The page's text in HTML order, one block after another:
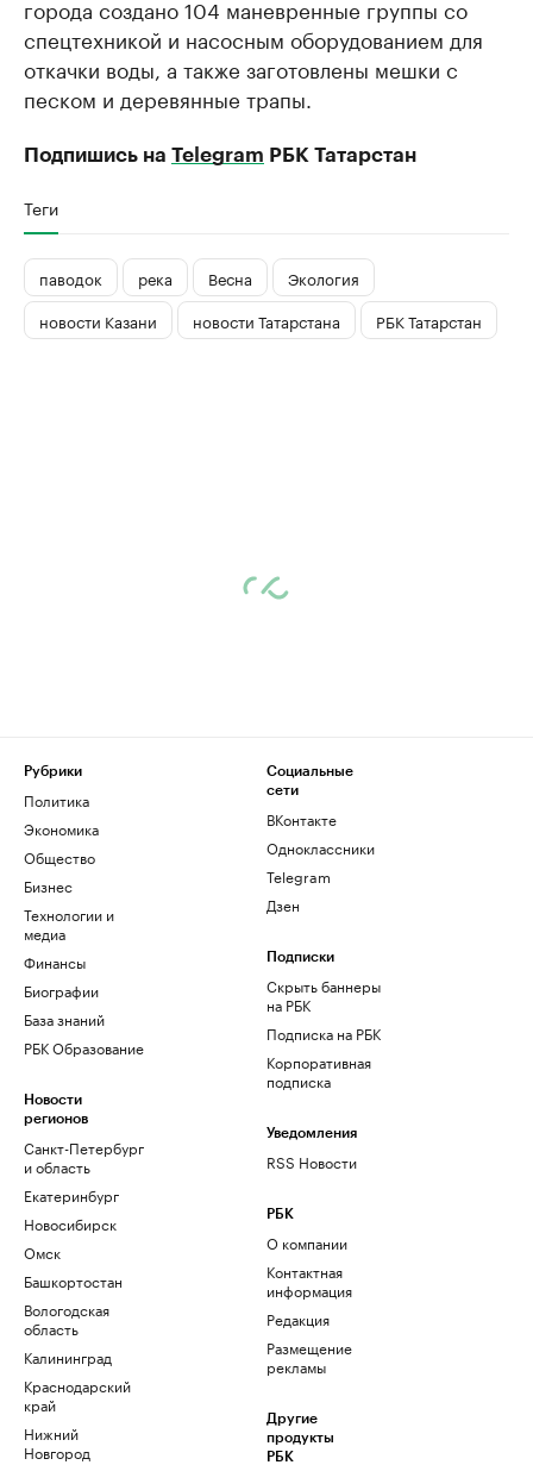
города создано 104 маневренные группы со
спецтехникой и насосным оборудованием для
откачки воды, а также заготовлены мешки с
песком и деревянные трапы.
Подпишись на Telegram РБК Татарстан
Теги
паводок река Весна
Экология
новости Казани
новости Татарстана РБК Татарстан
Рубрики
Политика
Экономика
Общество
Бизнес
Технологии и
медиа
Финансы
Биографии
База знаний
РБК Образование
Новости
регионов
Санкт-Петербург
и область
Екатеринбург
Новосибирск
Омск
Башкортостан
Вологодская
область
Калининград
Краснодарский
край
Нижний
Новгород
Социальные
сети
ВКонтакте
Одноклассники
Telegram
Дзен
Подписки
Скрыть баннеры
на РБК
Подписка на РБК
Корпоративная
подписка
Уведомления
RSS Новости
РБК
О компании
Контактная
информация
Редакция
Размещение
рекламы
Другие
продукты
РБК